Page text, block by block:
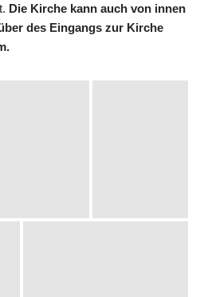
Die Kirche kann auch von innen
des Eingangs zur Kirche